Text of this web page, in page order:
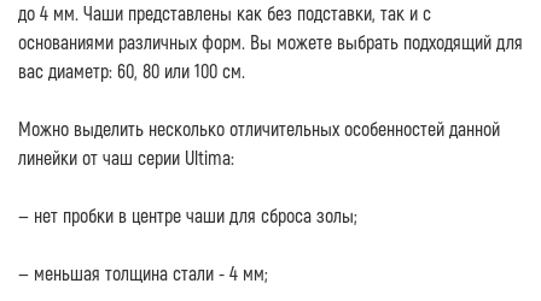
до 4 мм. Чаши представлены как без подставки, так и с
основаниями различных форм. Вы можете выбрать подходящий для
вас диаметр: 60, 80 или 100 см.
Можно выделить несколько отличительных особенностей данной
линейки от чаш серии Ultima:
— нет пробки в центре чаши для сброса золы;
— меньшая толщина стали - 4 мм;